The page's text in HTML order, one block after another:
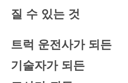
질 수 있는 것
트럭 운전사가 되든
기술자가 되든